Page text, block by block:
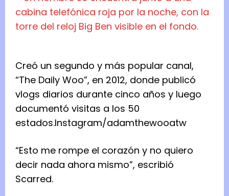
Creó un segundo y más popular canal,
“The Daily Woo”, en 2012, donde publicó
vlogs diarios durante cinco años y luego
documentó visitas a los 50
estados.Instagram/adamthewooatw
“Esto me rompe el corazón y no quiero
decir nada ahora mismo”, escribió
Scarred.